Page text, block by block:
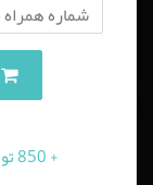
+ 850 تومان (10 درصد مالیات بر ارزش افزوده)